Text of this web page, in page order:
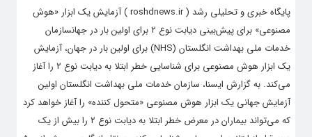
پایگاه خبری و تحلیلی رشد ( roshdnews.ir ) آزمایش یک ابزار «هوش
مصنوعی» برای پیش‌بینی دیابت نوع ۲ برای اولین بار در جهانسازمان
خدمات ملی بهداشت انگلستان (NHS) برای اولین بار در جهان، آزمایش
یک ابزار هوش مصنوعی برای شناسایی خطر ابتلا به دیابت نوع ۲ را آغاز
می‌کند. به گزارش ایسنا، سازمان خدمات ملی بهداشت انگلستان اولین
آزمایش جهانی یک ابزار هوش مصنوعی «متحول کننده» را آغاز خواهد کرد
که می‌تواند بیماران در معرض خطر ابتلا به دیابت نوع ۲ را بیش از یک